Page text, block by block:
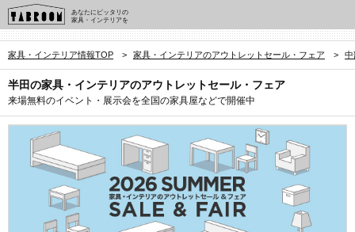
あなたにピッタリの
家具・インテリアを
家具・インテリア情報TOP > 家具・インテリアのアウトレットセール・フェア > 中
半田の家具・インテリアのアウトレットセール・フェア
来場無料のイベント・展示会を全国の家具屋などで開催中